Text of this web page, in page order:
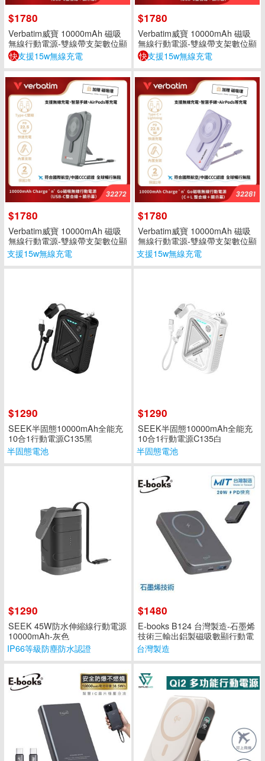
$1780
Verbatim威寶 10000mAh 磁吸
無線行動電源-雙線帶支架數位顯
示-銀色(雙TYPE-C)
快支援15w無線充電
$1780
Verbatim威寶 10000mAh 磁吸
無線行動電源-雙線帶支架數位顯
示-金色(雙TYPE-C)
快支援15w無線充電
$1780
Verbatim威寶 10000mAh 磁吸
無線行動電源-雙線帶支架數位顯
示-灰色(雙TYPE-C)
支援15w無線充電
$1780
Verbatim威寶 10000mAh 磁吸
無線行動電源-雙線帶支架數位顯
示-紫色(C+L)
支援15w無線充電
$1290
SEEK半固態10000mAh全能充
10合1行動電源C135黑
半固態電池
$1290
SEEK半固態10000mAh全能充
10合1行動電源C135白
半固態電池
$1290
SEEK 45W防水伸縮線行動電源
10000mAh-灰色
IP66等級防塵防水認證
$1480
E-books B124 台灣製造-石墨烯
技術三輸出鋁製磁吸數顯行動電
源
台灣製造